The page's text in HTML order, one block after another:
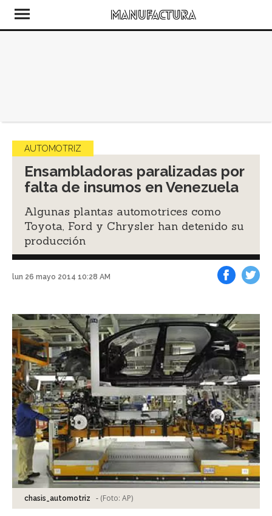
AUTOMOTRIZ
Ensambladoras paralizadas por
falta de insumos en Venezuela
Algunas plantas automotrices como
Toyota, Ford y Chrysler han detenido su
producción
lun 26 mayo 2014 10:28 AM
chasis_automotriz - (Foto: AP)